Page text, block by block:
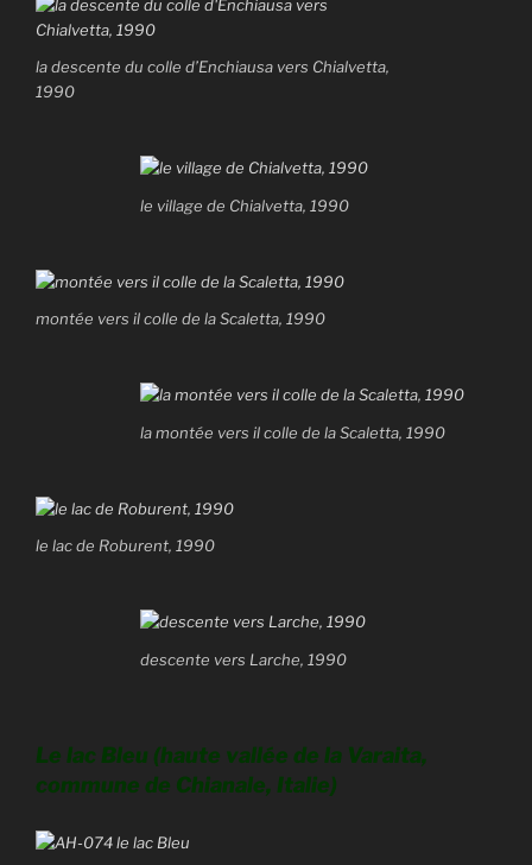
la descente du colle d’Enchiausa vers Chialvetta,
1990
le village de Chialvetta, 1990
montée vers il colle de la Scaletta, 1990
la montée vers il colle de la Scaletta, 1990
le lac de Roburent, 1990
descente vers Larche, 1990
Le lac Bleu (haute vallée de la Varaita,
commune de Chianale, Italie)